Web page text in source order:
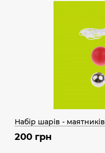
Набір шарів - маятників
200 грн